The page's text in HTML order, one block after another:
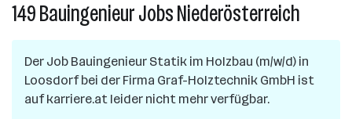
149BauingenieurJobsNiederösterreich
in
Der Job Bauingenieur Statik im Holzbau (m/w/d) in
Loosdorfbei der Firma Graf-Holztechnik GmbH ist
auf karriere.at leider nicht mehr verfügbar.